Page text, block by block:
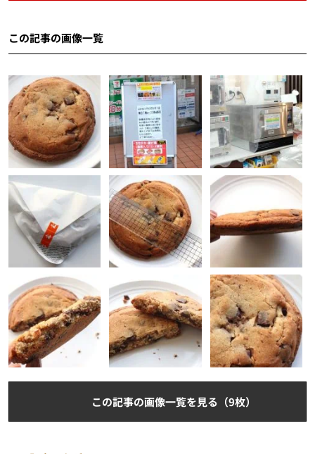
この記事の画像一覧
この記事の画像一覧を見る（9枚）